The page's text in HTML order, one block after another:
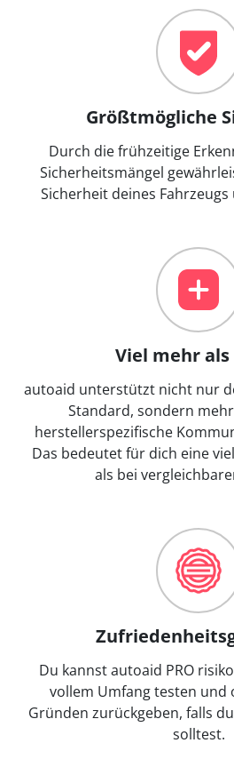
Größtmögliche
Durch die frühzeitige
Sicherheitsmängel
Sicherheit deines
Viel mehr als
autoaid unterstützt nicht nur
Standard, sondern
herstellerspezifische
Das bedeutet für dich eine
als bei
Du kannst autoaid PRO
vollem Umfang testen und
Gründen zurückgeben, falls
solltest.